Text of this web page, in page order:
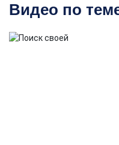
Видео по